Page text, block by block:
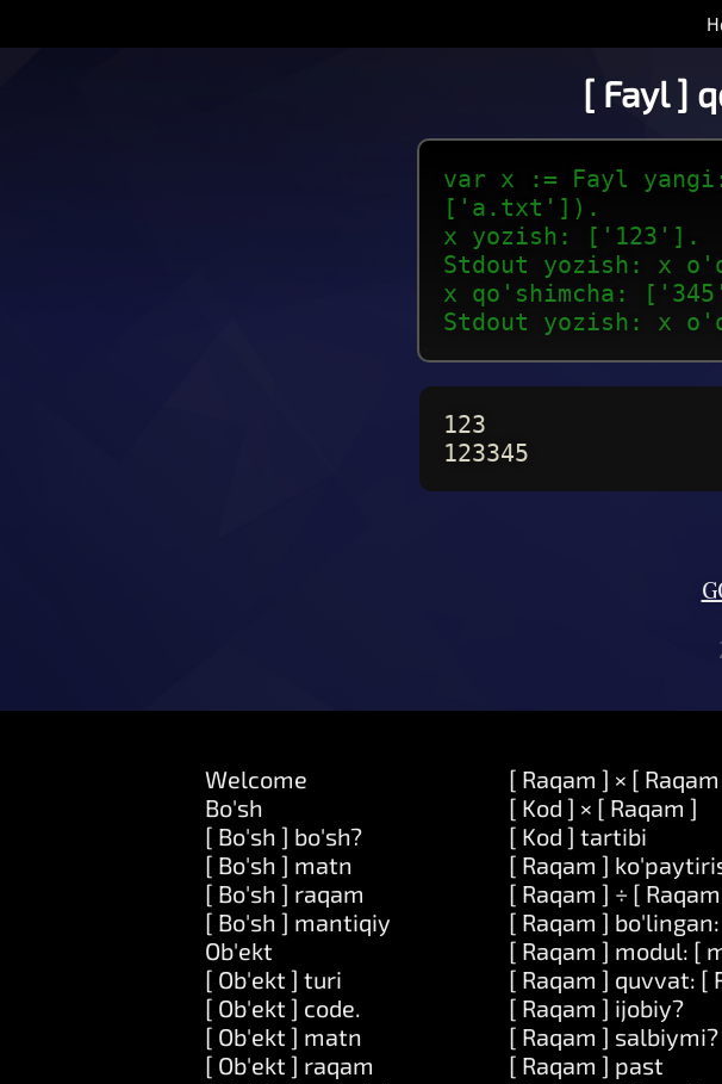
[ Fayl ]
var x := Fayl
['a.txt']).
x yozish: ['123'].
Stdout yozish: x
x qo'shimcha:
Stdout yozish: x
123
123345
Welcome
Bo'sh
[ Bo'sh ] bo'sh?
[ Bo'sh ] matn
[ Bo'sh ] raqam
[ Bo'sh ] mantiqiy
Ob'ekt
[ Ob'ekt ] turi
[ Ob'ekt ] code.
[ Ob'ekt ] matn
[ Ob'ekt ] raqam
[ Raqam ] × [
[ Kod ] × [ Raqam ]
[ Kod ] tartibi
[ Raqam ]
[ Raqam ] ÷ [
[ Raqam ] bo'lingan:
[ Raqam ] modul: [
[ Raqam ] quvvat: [
[ Raqam ] ijobiy?
[ Raqam ] salbiymi?
[ Raqam ] past